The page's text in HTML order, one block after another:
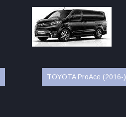
TOYOTA ProAce (2016-)